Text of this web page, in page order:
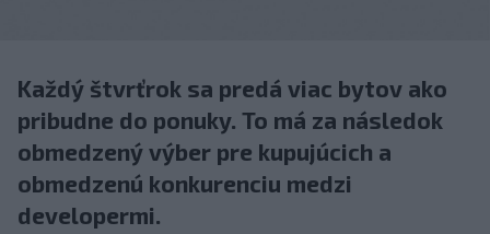
Každý štvrťrok sa predá viac bytov ako
pribudne do ponuky. To má za následok
obmedzený výber pre kupujúcich a
obmedzenú konkurenciu medzi
developermi.